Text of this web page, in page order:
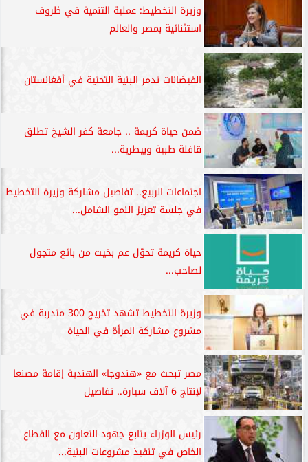
وزيرة التخطيط: عملية التنمية في ظروف
استثنائية بمصر والعالم
الفيضانات تدمر البنية التحتية في أفغانستان
ضمن حياة كريمة .. جامعة كفر الشيخ تطلق
قافلة طبية وبيطرية...
اجتماعات الربيع.. تفاصيل مشاركة وزيرة التخطيط
في جلسة تعزيز النمو الشامل...
حياة كريمة تحوّل عم بخيت من بائع متجول
لصاحب...
وزيرة التخطيط تشهد تخريج 300 متدربة في
مشروع مشاركة المرأة في الحياة
مصر تبحث مع «هندوجا» الهندية إقامة مصنعا
لإنتاج 6 آلاف سيارة.. تفاصيل
رئيس الوزراء يتابع جهود التعاون مع القطاع
الخاص في تنفيذ مشروعات البنية...